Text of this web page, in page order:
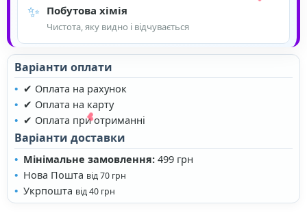
✨ Побутова хімія
Чистота, яку видно і відчувається
Варіанти оплати
✔ Оплата на рахунок
✔ Оплата на карту
✔ Оплата при отриманні
Варіанти доставки
Мінімальне замовлення: 499 грн
Нова Пошта від 70 грн
Укрпошта від 40 грн